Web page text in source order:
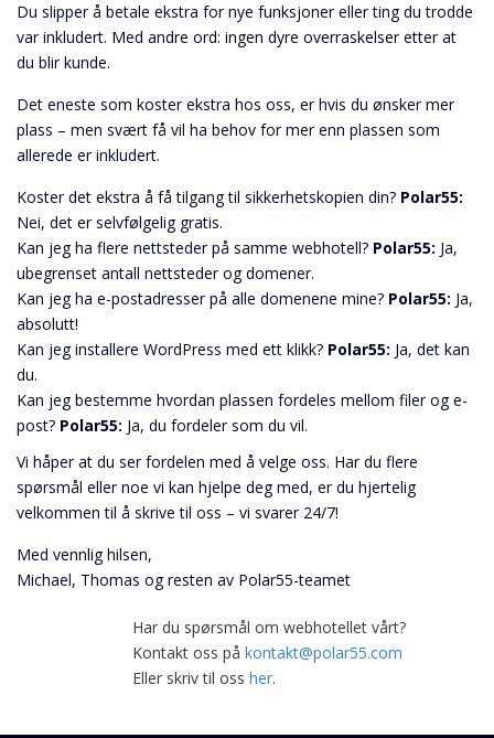
Du slipper å betale ekstra for nye funksjoner eller ting du trodde
var inkludert. Med andre ord: ingen dyre overraskelser etter at
du blir kunde.
Det eneste som koster ekstra hos oss, er hvis du ønsker mer
plass – men svært få vil ha behov for mer enn plassen som
allerede er inkludert.
Koster det ekstra å få tilgang til sikkerhetskopien din? Polar55:
Nei, det er selvfølgelig gratis.
Kan jeg ha flere nettsteder på samme webhotell? Polar55: Ja,
ubegrenset antall nettsteder og domener.
Kan jeg ha e-postadresser på alle domenene mine? Polar55: Ja,
absolutt!
Kan jeg installere WordPress med ett klikk? Polar55: Ja, det kan
du.
Kan jeg bestemme hvordan plassen fordeles mellom filer og e-
post? Polar55: Ja, du fordeler som du vil.
Vi håper at du ser fordelen med å velge oss. Har du flere
spørsmål eller noe vi kan hjelpe deg med, er du hjertelig
velkommen til å skrive til oss – vi svarer 24/7!
Med vennlig hilsen,
Michael, Thomas og resten av Polar55-teamet
Har du spørsmål om webhotellet vårt?
Kontakt oss på kontakt@polar55.com
Eller skriv til oss her.